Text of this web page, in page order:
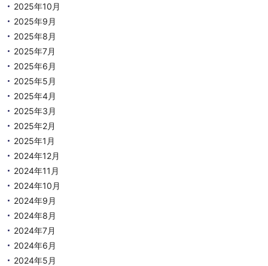
2025年10月
2025年9月
2025年8月
2025年7月
2025年6月
2025年5月
2025年4月
2025年3月
2025年2月
2025年1月
2024年12月
2024年11月
2024年10月
2024年9月
2024年8月
2024年7月
2024年6月
2024年5月